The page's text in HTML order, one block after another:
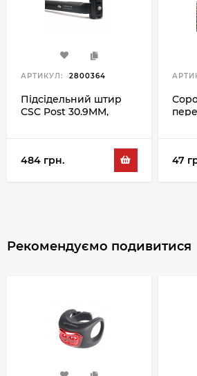
АРТИКУЛ: 2800364
Підсідельний штир
CSC Post 30.9MM,
484 грн. 47
Рекомендуємо подивитися